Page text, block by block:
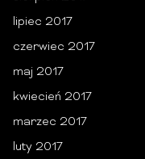
lipiec 2017
czerwiec 2017
maj 2017
kwiecień 2017
marzec 2017
luty 2017